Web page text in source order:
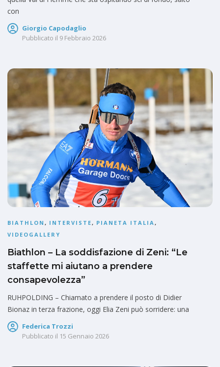
con
Giorgio Capodaglio
Pubblicato il 9 Febbraio 2026
BIATHLON , INTERVISTE, PIANETA ITALIA,
VIDEOGALLERY
Biathlon – La soddisfazione di Zeni: “Le
staffette mi aiutano a prendere
consapevolezza”
RUHPOLDING – Chiamato a prendere il posto di Didier
Bionaz in terza frazione, oggi Elia Zeni può sorridere: una
Federica Trozzi
Pubblicato il 15 Gennaio 2026